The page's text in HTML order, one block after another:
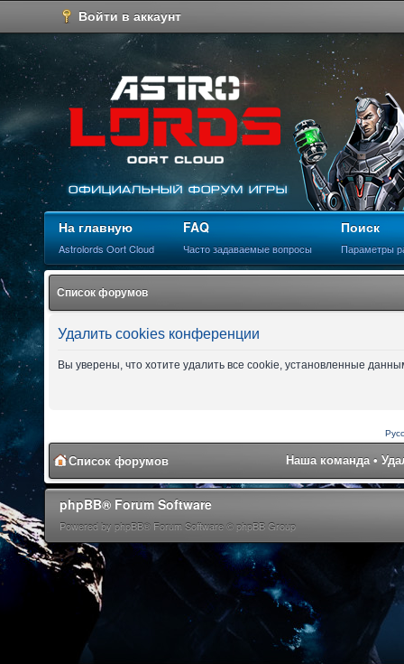
Войти в аккаунт
На главную
Astrolords Oort Cloud
FAQ
Часто задаваемые вопросы
Поиск
Параметры
Список форумов
Удалить cookies конференции
Вы уверены, что хотите удалить все cookie, установленные
Список форумов Наша команда•
phpBB® Forum Software
Powered by phpBB® Forum Software © phpBB Group